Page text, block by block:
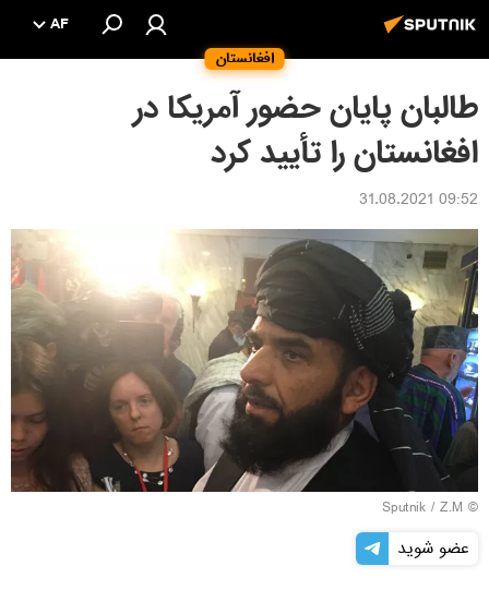
افغانستان
AF
طالبان پایان حضور آمریکا در
افغانستان را تأیید کرد
09:52 31.08.2021
© Sputnik / Z.M
عضو شوید